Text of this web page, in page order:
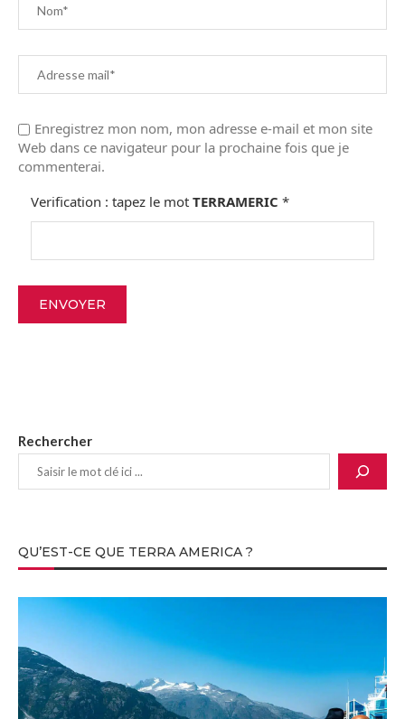
Enregistrez mon nom, mon adresse e-mail et mon site
Web dans ce navigateur pour la prochaine fois que je
commenterai.
Verification : tapez le mot TERRAMERIC *
Rechercher
QU’EST-CE QUE TERRA AMERICA ?